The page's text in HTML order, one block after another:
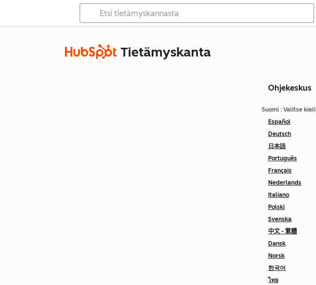
Tietämyskanta
Ohjekeskus
Suomi : Valitse kieli
Español
Deutsch
日本語
Português
Français
Nederlands
Italiano
Polski
Svenska
中文 - 繁體
Dansk
Norsk
한국어
ไทย